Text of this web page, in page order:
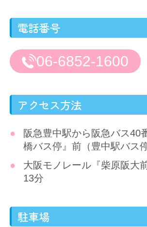
電話番号
06-6852-1600
アクセス方法
阪急豊中駅から阪急バス40
橋バス停』前（豊中駅バス
大阪モノレール『柴原阪大
13分
駐車場